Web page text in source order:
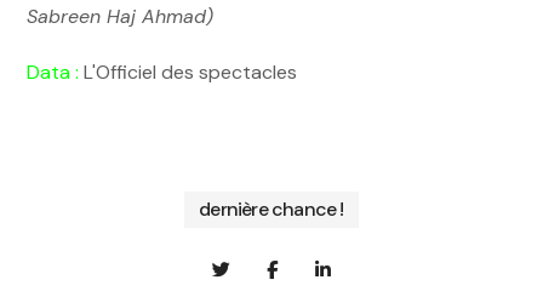
Sabreen Haj Ahmad)
Data : L'Officiel des spectacles
dernière chance !